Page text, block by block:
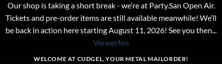
Our shop is taking a short break - we’re at Party.San Open Air.
Tickets and pre-order items are still available meanwhile! We’ll
be back in action here starting August 11, 2026! See you then...
Verwerfen
WELCOME AT CUDGEL, YOUR METAL MAILORDER!